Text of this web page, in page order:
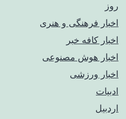
روز
اخبار فرهنگی و هنری
اخبار کافه خبر
اخبار هوش مصنوعی
اخبار ورزشی
ادبیات
اردبیل